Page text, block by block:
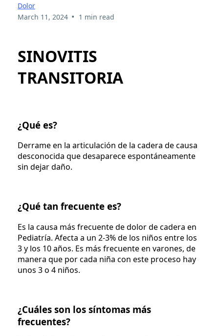
Dolor
March 11, 2024 • 1 min read
SINOVITIS
TRANSITORIA
¿Qué es?
Derrame en la articulación de la cadera de causa
desconocida que desaparece espontáneamente
sin dejar daño.
¿Qué tan frecuente es?
Es la causa más frecuente de dolor de cadera en
Pediatría. Afecta a un 2-3% de los niños entre los
3 y los 10 años. Es más frecuente en varones, de
manera que por cada niña con este proceso hay
unos 3 o 4 niños.
¿Cuáles son los síntomas más
frecuentes?